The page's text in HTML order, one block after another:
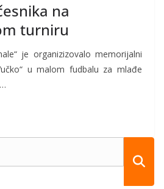
na
turniru
je organizizovalo memorijalni
u malom fudbalu za mlađe